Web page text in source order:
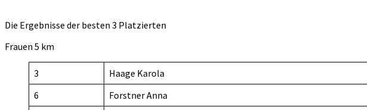
Die Ergebnisse der besten 3 Platzierten
Frauen 5 km
3 Haage Karola
6
Forstner Anna